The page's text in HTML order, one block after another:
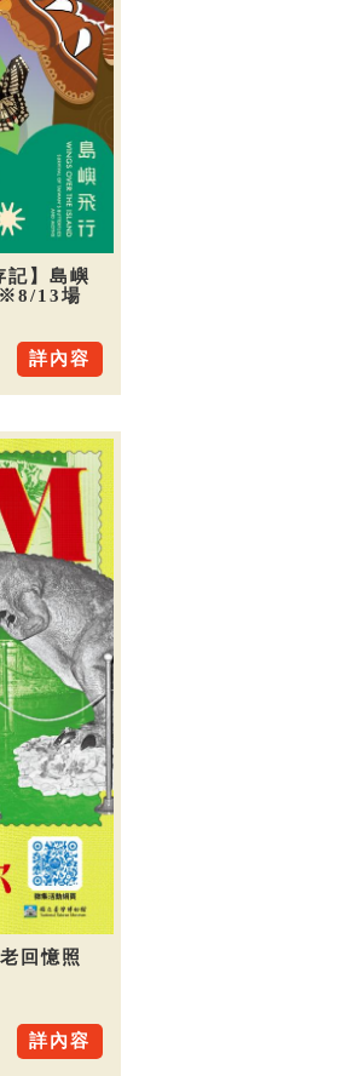
記】島嶼
13場
詳內容
回憶照
詳內容